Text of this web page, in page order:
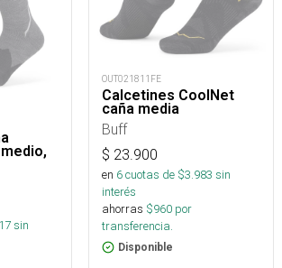
sin
OUT021811FE
Calcetines CoolNet
caña media
Buff
$ 23.900
en 6cuotas de $3.983 sin
interés
ahorras $960 por
transferencia.
Disponible